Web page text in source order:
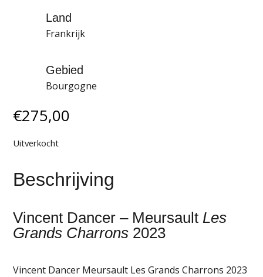
Land
Frankrijk
Gebied
Bourgogne
€275,00
Uitverkocht
Beschrijving
Vincent Dancer – MeursaultLes
Grands Charrons 2023
Vincent Dancer Meursault Les Grands Charrons 2023